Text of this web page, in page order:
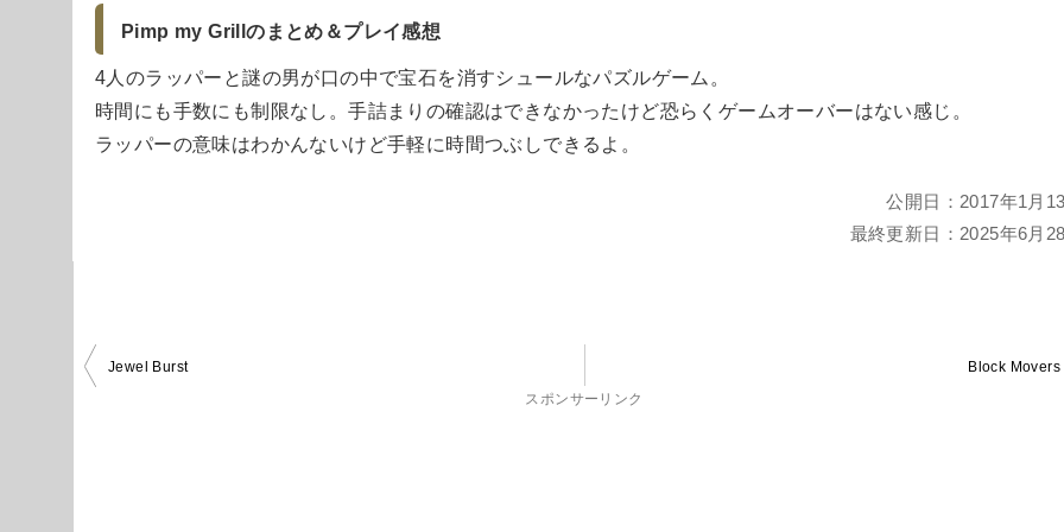
Pimp my Grillのまとめ＆プレイ感想
4人のラッパーと謎の男が口の中で宝石を消すシュールなパズルゲーム。
時間にも手数にも制限なし。手詰まりの確認はできなかったけど恐らくゲームオーバーはない感じ。
ラッパーの意味はわかんないけど手軽に時間つぶしできるよ。
公開日： 2017年1月
最終更新日： 2025年6月
投
Jewel Burst
Block Movers
スポンサーリンク